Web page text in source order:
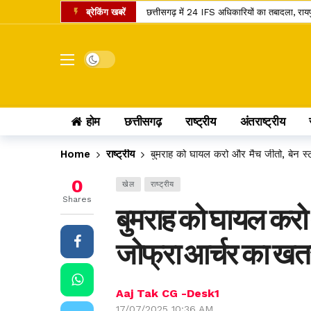
ब्रेकिंग खबरें छत्तीसगढ़ में 24 IFS अधिकारियों का तबादला,
इंदिरा गांधी कृषि विश्वविद्यालय का बड़ा फैसला,
सांवले रंग और नौकरी पर तानों से परेशान पति,
छत्तीसगढ़ के यात्रियों के लिए खुशखबरी, 240
छत्तीसगढ़ में राशन के चावल की गुणवत्ता सुधरेगी,
कोडार लिंक कैनाल प्रोजेक्ट पर कोर्ट का फैसला,
Dark mode
होम छत्तीसगढ़ राष्ट्रीय अंतराष्ट्रीय
Home राष्ट्रीय बुमराह को घायल करो और मैच जीतो, बेन
खेल राष्ट्रीय
बुमराह को घायल
जोफ्रा आर्चर का
Aaj Tak CG -Desk1
0
Shares